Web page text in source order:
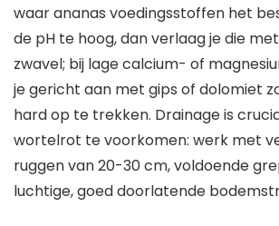
waar ananas voedingsstoffen het
de pH te hoog, dan verlaag je die
zwavel; bij lage calcium- of
je gericht aan met gips of dolomiet
hard op te trekken. Drainage is
wortelrot te voorkomen: werk met
ruggen van 20-30 cm, voldoende
luchtige, goed doorlatende